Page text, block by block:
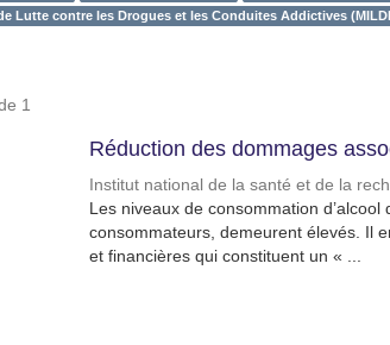
Lutte contre les Drogues et les Conduites Addictives
1
Réduction des dommages
Institut national de la santé et de la
Les niveaux de consommation
consommateurs, demeurent élevés. Il
et financières qui constituent un « ...